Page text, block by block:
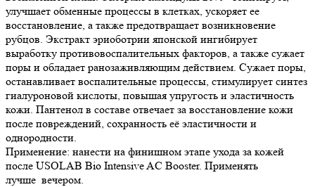
улучшает обменные процессы в клетках, ускоряет ее
восстановление, а также предотвращает возникновение
рубцов. Экстракт эриоботрии японской ингибирует
выработку противовоспалительных факторов, а также сужает
поры и обладает ранозаживляющим действием. Сужает поры,
останавливает воспалительные процессы, стимулирует синтез
гиалуроновой кислоты, повышая упругость и эластичность
кожи. Пантенол в составе отвечает за восстановление кожи
после повреждений, сохранность её эластичности и
однородности.
Применение: нанести на финишном этапе ухода за кожей
после USOLAB Bio Intensive AC Booster. Применять
лучше вечером.